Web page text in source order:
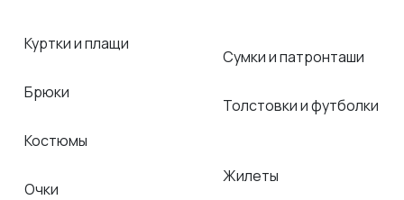
Куртки и плащи
Брюки
Костюмы
Очки
Сумки и патронташи
Толстовки и футболки
Жилеты